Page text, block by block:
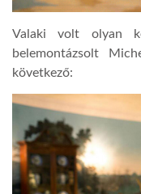
Valaki volt olyan
belemontázsolt
következő: